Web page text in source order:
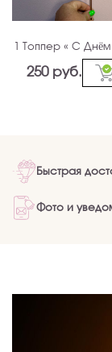
1 Топпер « С
250 руб.
Быстрая
Фото и